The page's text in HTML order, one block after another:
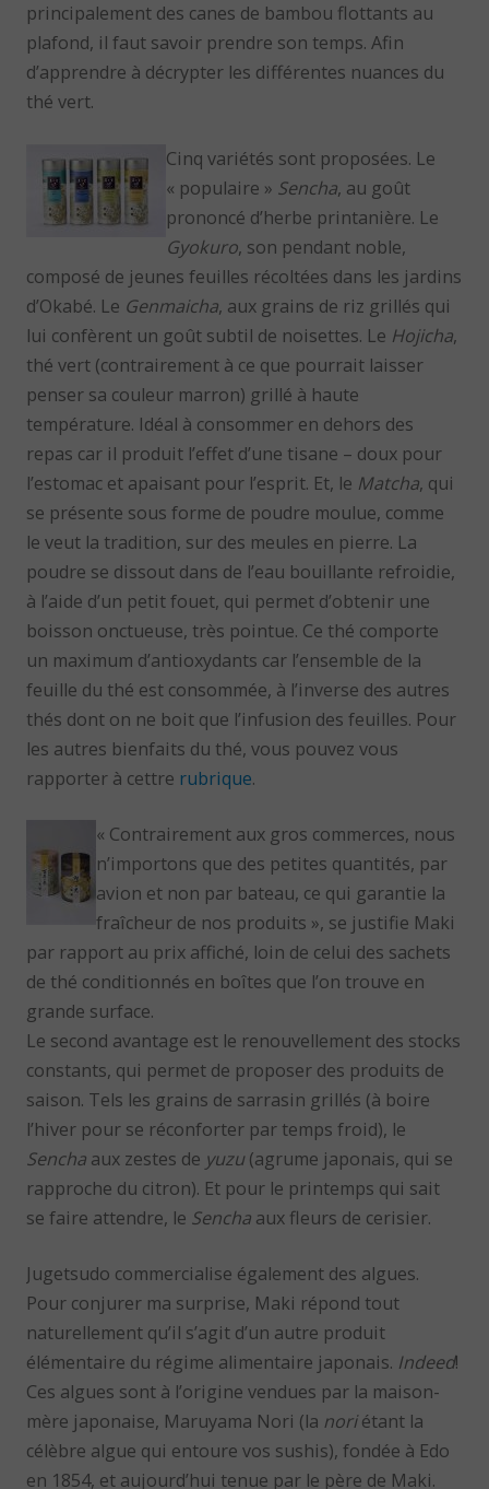
principalement des canes de bambou flottants au
plafond, il faut savoir prendre son temps. Afin
d’apprendre à décrypter les différentes nuances du
thé vert.
Cinq variétés sont proposées. Le
« populaire » Sencha, au goût
prononcé d’herbe printanière. Le
Gyokuro, son pendant noble,
composé de jeunes feuilles récoltées dans les jardins
d’Okabé. Le Genmaicha, aux grains de riz grillés qui
lui confèrent un goût subtil de noisettes. Le Hojicha,
thé vert (contrairement à ce que pourrait laisser
penser sa couleur marron) grillé à haute
température. Idéal à consommer en dehors des
repas car il produit l’effet d’une tisane – doux pour
l’estomac et apaisant pour l’esprit. Et, le Matcha, qui
se présente sous forme de poudre moulue, comme
le veut la tradition, sur des meules en pierre. La
poudre se dissout dans de l’eau bouillante refroidie,
à l’aide d’un petit fouet, qui permet d’obtenir une
boisson onctueuse, très pointue. Ce thé comporte
un maximum d’antioxydants car l’ensemble de la
feuille du thé est consommée, à l’inverse des autres
thés dont on ne boit que l’infusion des feuilles. Pour
les autres bienfaits du thé, vous pouvez vous
rapporter à cettre rubrique.
« Contrairement aux gros commerces, nous
n’importons que des petites quantités, par
avion et non par bateau, ce qui garantie la
fraîcheur de nos produits », se justifie Maki
par rapport au prix affiché, loin de celui des sachets
de thé conditionnés en boîtes que l’on trouve en
grande surface.
Le second avantage est le renouvellement des stocks
constants, qui permet de proposer des produits de
saison. Tels les grains de sarrasin grillés (à boire
l’hiver pour se réconforter par temps froid), le
Sencha aux zestes de yuzu (agrume japonais, qui se
rapproche du citron). Et pour le printemps qui sait
se faire attendre, le Sencha aux fleurs de cerisier.
Jugetsudo commercialise également des algues.
Pour conjurer ma surprise, Maki répond tout
naturellement qu’il s’agit d’un autre produit
élémentaire du régime alimentaire japonais. Indeed!
Ces algues sont à l’origine vendues par la maison-
mère japonaise, Maruyama Nori (la noriétant la
célèbre algue qui entoure vos sushis), fondée à Edo
en 1854, et aujourd’hui tenue par le père de Maki.